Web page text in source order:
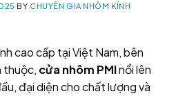
BY CHUYÊN GIA NHÔM KÍNH
cao cấp tại Việt Nam, bên
thuộc, cửa nhôm PMInổi lên
đại diện cho chất lượng và